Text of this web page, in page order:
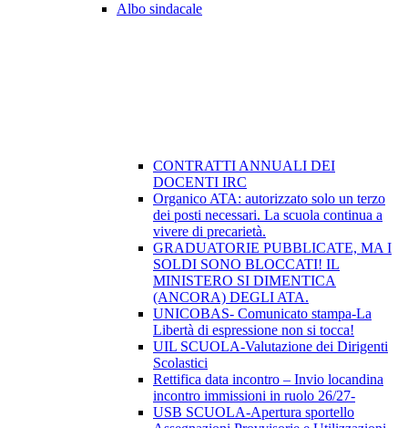
Albo sindacale
CONTRATTI ANNUALI DEI
DOCENTI IRC
Organico ATA: autorizzato solo un terzo
dei posti necessari. La scuola continua a
vivere di precarietà.
GRADUATORIE PUBBLICATE, MA I
SOLDI SONO BLOCCATI! IL
MINISTERO SI DIMENTICA
(ANCORA) DEGLI ATA.
UNICOBAS- Comunicato stampa-La
Libertà di espressione non si tocca!
UIL SCUOLA-Valutazione dei Dirigenti
Scolastici
Rettifica data incontro – Invio locandina
incontro immissioni in ruolo 26/27-
USB SCUOLA-Apertura sportello